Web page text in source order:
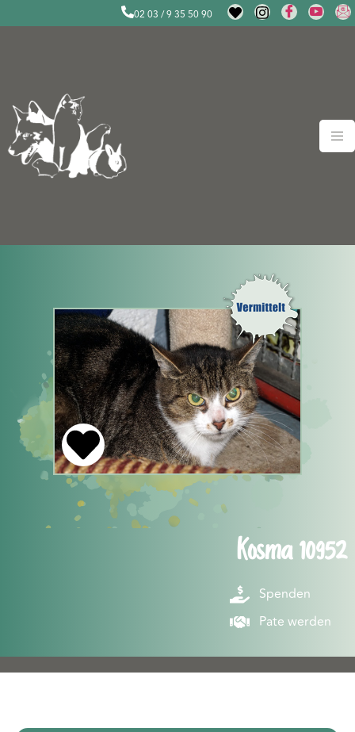
02 03 / 9 35 50 90
Kosma 10952
Spenden
Pate werden